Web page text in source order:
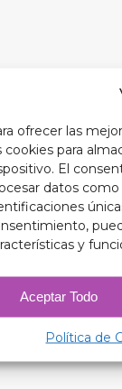
ofrecer las
cookies para
El
datos
y
Aceptar Todo
Política de
para
uma
mais
práticos,
isolantes